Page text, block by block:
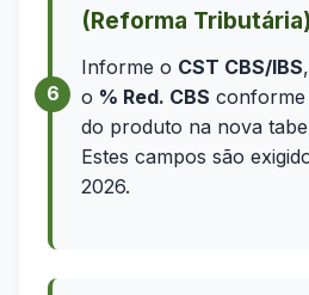
(Reforma Tributária)
Informe o CST CBS/IBS
o % Red. CBS conforme
do produto na nova
Estes campos são
2026.